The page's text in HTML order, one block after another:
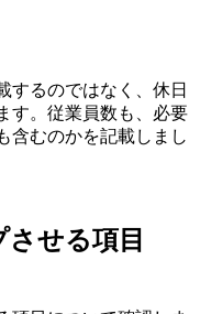
するのではなく、休日
す。従業員数も、必要
含むのかを記載しまし
せる項目